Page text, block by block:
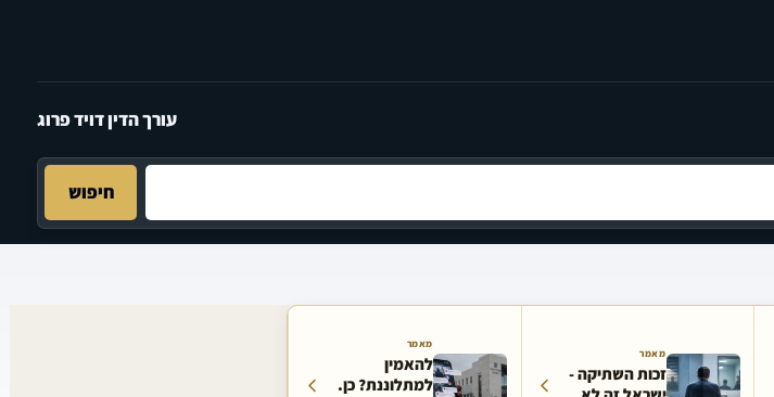
עורך הדין דויד פרוג
חיפוש
מאמר
זכות השתיקה -
מאמר
להאמין
למתלוננת? כן.